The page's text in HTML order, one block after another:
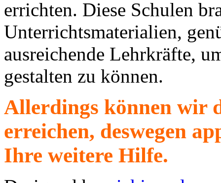
errichten. Diese Schulen
Unterrichtsmaterialien,
ausreichende Lehrkräfte,
gestalten zu können.
Allerdings können wir
erreichen, deswegen
Ihre weitere Hilfe.